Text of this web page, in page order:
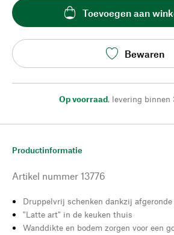
Toevoegen aan
Bewaren
Op voorraad, levering binnen
Productinformatie
Artikel nummer 13776
Druppelvrij schenken dankzij
"Latte art" in de keuken thuis
Wanddikte en bodem zorgen voor een